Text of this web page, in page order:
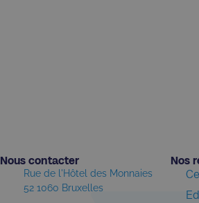
Nous contacter​
Rue de l'Hôtel des Monnaies
52 1060 Bruxelles
Nos